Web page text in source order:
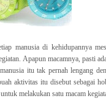
manusia di kehidupannya
Apapun macamnya, pasti
itu tak pernah lengang
aktivitas itu disebut sebagai
melakukan satu macam